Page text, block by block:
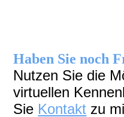
Haben Sie noch
Nutzen Sie die
virtuellen
Sie Kontakt zu